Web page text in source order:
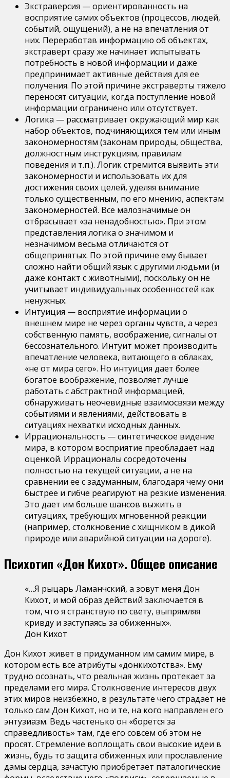
Экстраверсия — ориентированность на
восприятие самих объектов (процессов, людей,
событий, ощущений), а не на впечатления от
них. Переработав информацию об объектах,
экстраверт сразу же начинает испытывать
потребность в новой информации и даже
предпринимает активные действия для ее
получения. По этой причине экстраверты тяжело
переносят ситуации, когда поступление новой
информации ограничено или отсутствует.
Логика — рассматривает окружающий мир как
набор объектов, подчиняющихся тем или иным
закономерностям (законам природы, общества,
должностным инструкциям, правилам
поведения и т.п.). Логик стремится выявить эти
закономерности и использовать их для
достижения своих целей, уделяя внимание
только существенным, по его мнению, аспектам
закономерностей. Все малозначимые он
отбрасывает «за ненадобностью». При этом
представления логика о значимом и
незначимом весьма отличаются от
общепринятых. По этой причине ему бывает
сложно найти общий язык с другими людьми (и
даже контакт с животными), поскольку он не
учитывает индивидуальных особенностей как
ненужных.
Интуиция — восприятие информации о
внешнем мире не через органы чувств, а через
собственную память, воображение, сигналы от
бессознательного. Интуит может производить
впечатление человека, витающего в облаках,
«не от мира сего». Но интуиция дает более
богатое воображение, позволяет лучше
работать с абстрактной информацией,
обнаруживать неочевидные взаимосвязи между
событиями и явлениями, действовать в
ситуациях нехватки исходных данных.
Иррациональность — синтетическое видение
мира, в котором восприятие преобладает над
оценкой. Иррационалы сосредоточены
полностью на текущей ситуации, а не на
сравнении ее с задуманным, благодаря чему они
быстрее и гибче реагируют на резкие изменения.
Это дает им больше шансов выжить в
ситуациях, требующих мгновенной реакции
(например, столкновение с хищником в дикой
природе или аварийной ситуации на дороге).
Психотип «Дон Кихот». Общее описание
«…Я рыцарь Ламанчский, а зовут меня Дон
Кихот, и мой образ действий заключается в
том, что я странствую по свету, выпрямляя
кривду и заступаясь за обиженных».
Дон Кихот
Дон Кихот живет в придуманном им самим мире, в
котором есть все атрибуты «донкихотства». Ему
трудно осознать, что реальная жизнь протекает за
пределами его мира. Столкновение интересов двух
этих миров неизбежно, в результате чего страдает не
только сам Дон Кихот, но и те, на кого направлен его
энтузиазм. Ведь частенько он «борется за
справедливость» там, где его совсем об этом не
просят. Стремление воплощать свои высокие идеи в
жизнь, будь то защита обиженных или прославление
дамы сердца, зачастую приобретает паталогические